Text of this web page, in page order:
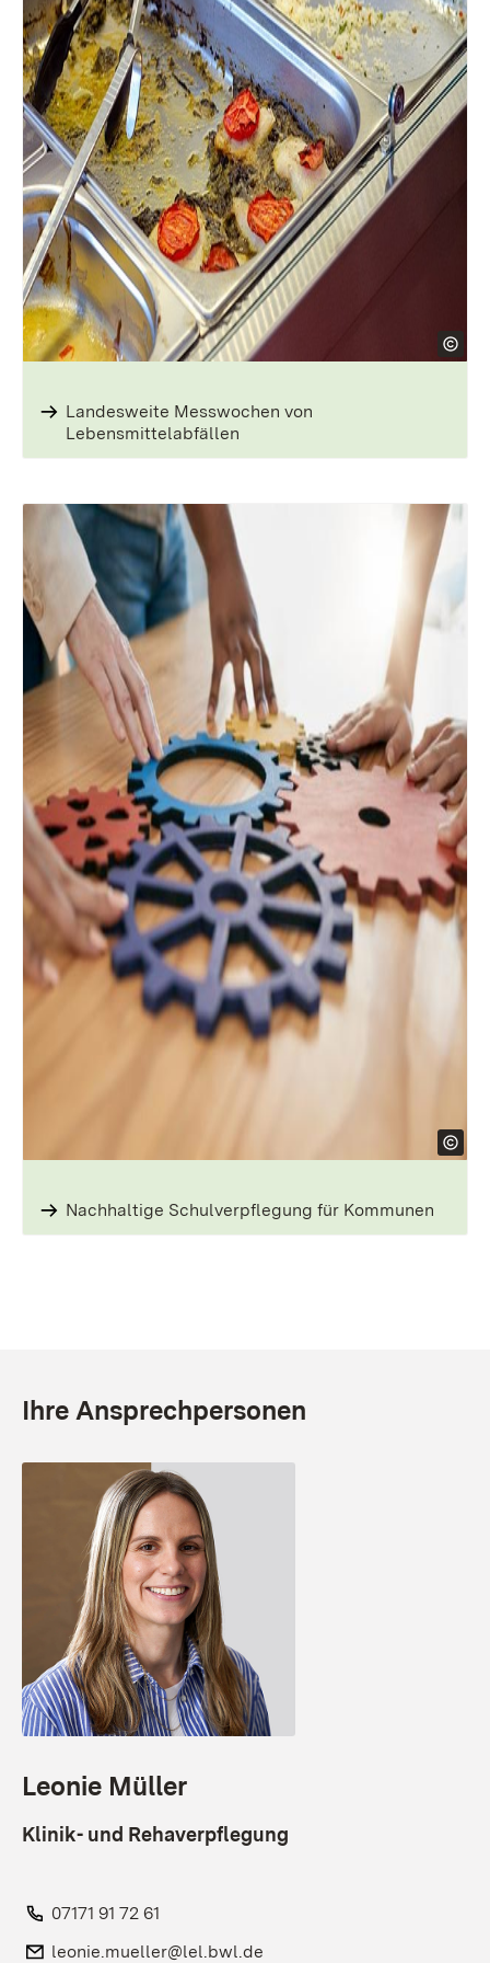
Landesweite Messwochen von
Lebensmittelabfällen
Nachhaltige Schul­verpflegung für Kommunen
Ihre Ansprechpersonen
Leonie Müller
Klinik- und Rehaverpflegung
Telefon:
07171 91 72 61
E-Mail:
leonie.mueller@lel.bwl.de